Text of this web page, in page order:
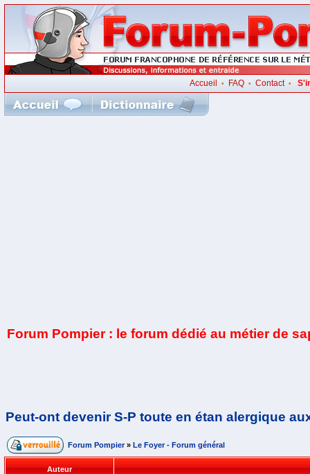
Accueil • FAQ• Contact•
Forum Pompier : le forum dédié au métier de
Peut-ont devenir S-P toute en étan alergique
Forum Pompier » Le Foyer - Forum général
Auteur